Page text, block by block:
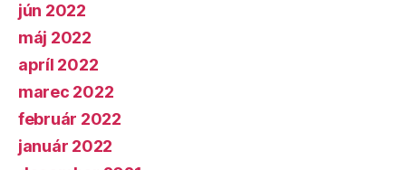
jún 2022
máj 2022
apríl 2022
marec 2022
február 2022
január 2022